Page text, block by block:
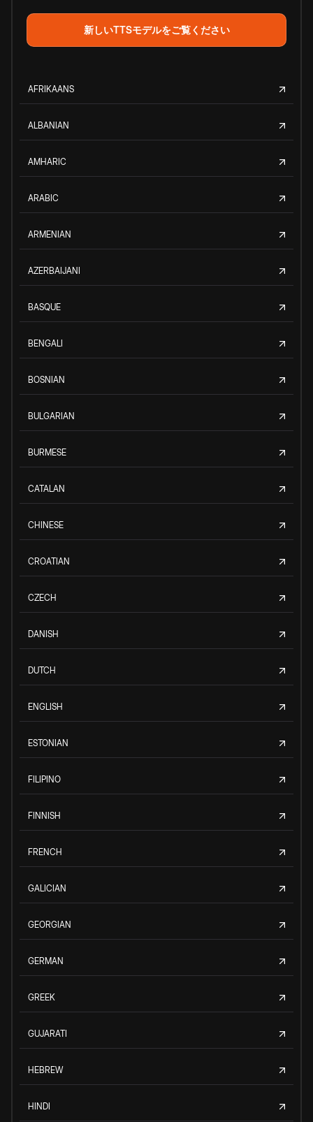
新しいTTSモデルをご覧ください
AFRIKAANS
ALBANIAN
AMHARIC
ARABIC
ARMENIAN
AZERBAIJANI
BASQUE
BENGALI
BOSNIAN
BULGARIAN
BURMESE
CATALAN
CHINESE
CROATIAN
CZECH
DANISH
DUTCH
ENGLISH
ESTONIAN
FILIPINO
FINNISH
FRENCH
GALICIAN
GEORGIAN
GERMAN
GREEK
GUJARATI
HEBREW
HINDI